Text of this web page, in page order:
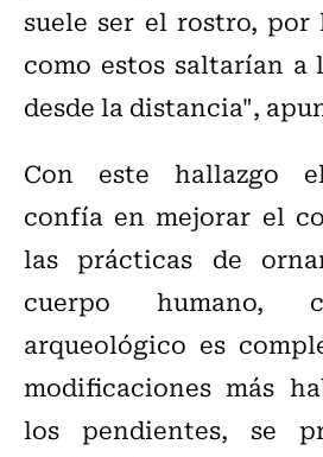
suele ser el rostro, por
como estos saltarían
desde la distancia",
Con este hallazgo
confía en mejorar el
las prácticas de
cuerpo humano,
arqueológico es
modificaciones más
los pendientes, se